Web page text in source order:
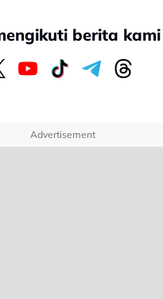
berita kami
Advertisement